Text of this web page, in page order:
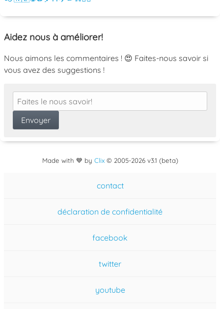
Aidez nous à améliorer!
Nous aimons les commentaires ! 😍 Faites-nous savoir si
vous avez des suggestions !
Made with 💙 by Clix© 2005-2026 v3.1 (beta)
contact
déclaration de confidentialité
facebook
twitter
youtube